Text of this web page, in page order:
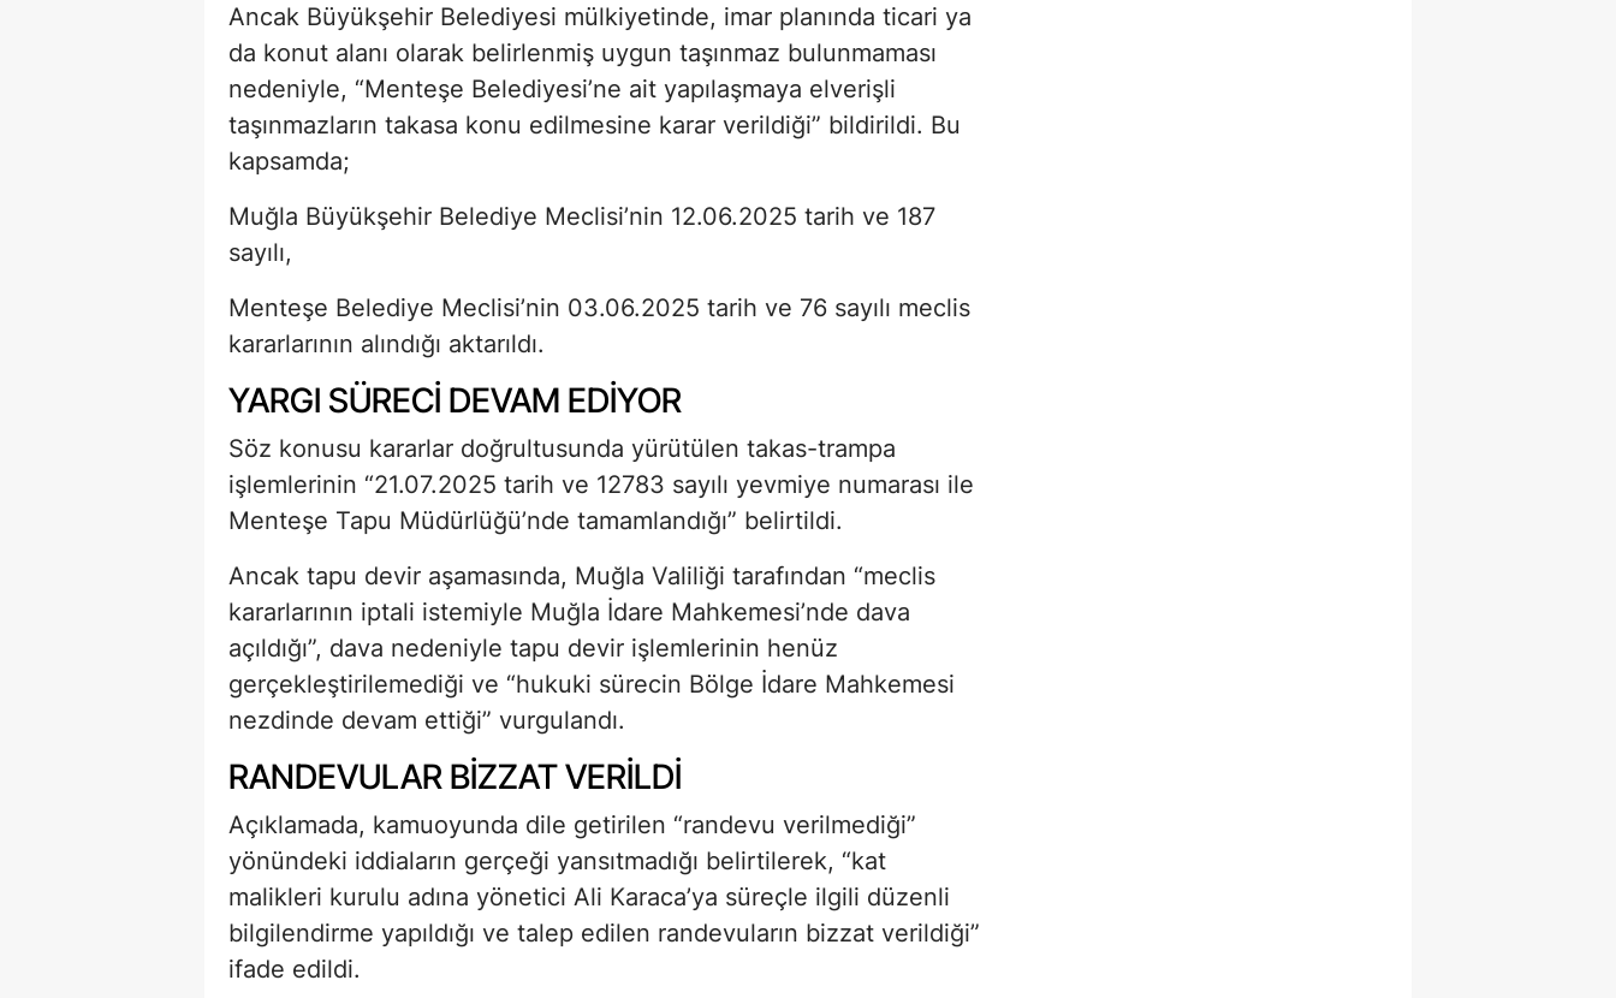
Ancak Büyükşehir Belediyesi mülkiyetinde, imar planında ticari ya
da konut alanı olarak belirlenmiş uygun taşınmaz bulunmaması
nedeniyle, “Menteşe Belediyesi’ne ait yapılaşmaya elverişli
taşınmazların takasa konu edilmesine karar verildiği” bildirildi. Bu
kapsamda;
Muğla Büyükşehir Belediye Meclisi’nin 12.06.2025 tarih ve 187
sayılı,
Menteşe Belediye Meclisi’nin 03.06.2025 tarih ve 76 sayılı meclis
kararlarının alındığı aktarıldı.
YARGI SÜRECİ DEVAM EDİYOR
Söz konusu kararlar doğrultusunda yürütülen takas-trampa
işlemlerinin “21.07.2025 tarih ve 12783 sayılı yevmiye numarası ile
Menteşe Tapu Müdürlüğü’nde tamamlandığı” belirtildi.
Ancak tapu devir aşamasında, Muğla Valiliği tarafından “meclis
kararlarının iptali istemiyle Muğla İdare Mahkemesi’nde dava
açıldığı”, dava nedeniyle tapu devir işlemlerinin henüz
gerçekleştirilemediği ve “hukuki sürecin Bölge İdare Mahkemesi
nezdinde devam ettiği” vurgulandı.
RANDEVULAR BİZZAT VERİLDİ
Açıklamada, kamuoyunda dile getirilen “randevu verilmediği”
yönündeki iddiaların gerçeği yansıtmadığı belirtilerek, “kat
malikleri kurulu adına yönetici Ali Karaca’ya süreçle ilgili düzenli
bilgilendirme yapıldığı ve talep edilen randevuların bizzat verildiği”
ifade edildi.